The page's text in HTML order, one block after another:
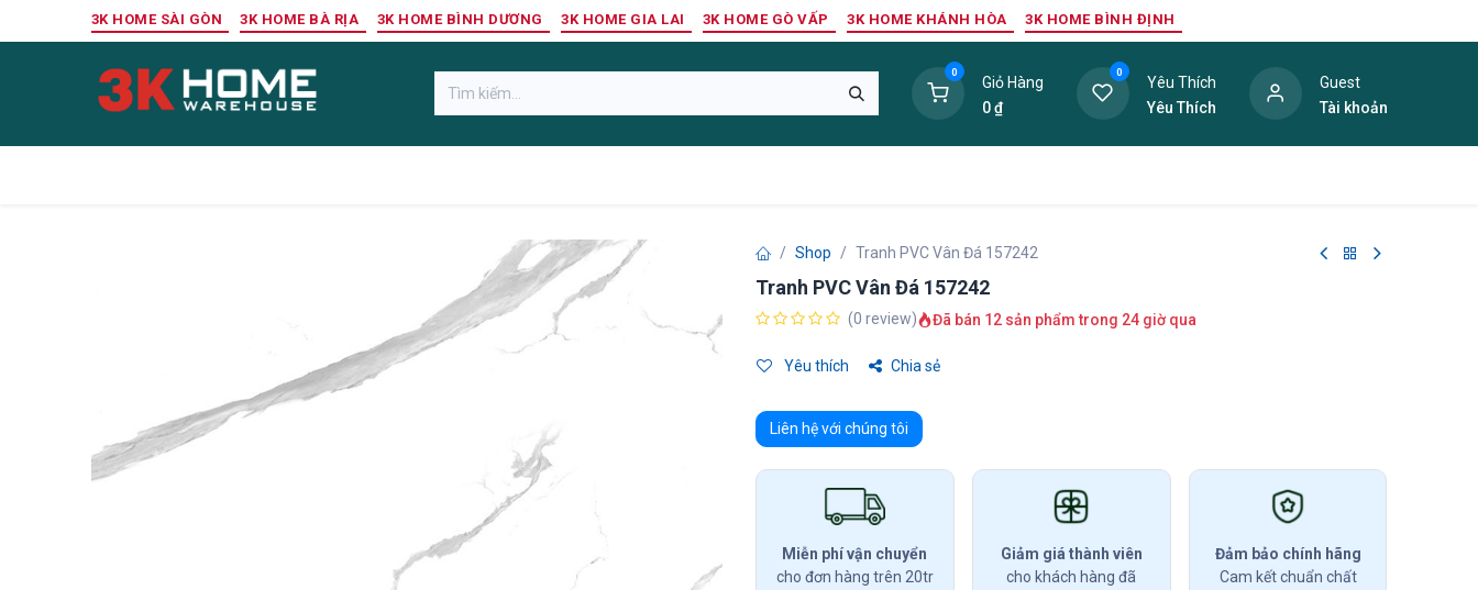
3K HOME SÀI GÒN 3K HOME BÀ RỊA 3K HOME BÌNH DƯƠNG 3K HOME GIA LAI 3K HOME GÒ VẤP 3K HOME KHÁNH HÒA 3K HOME BÌNH ĐỊNH
0
Giỏ Hàng
0₫
0
Yêu Thích
Yêu Thích
Guest
Tài khoản
Shop Tranh PVC Vân Đá 157242
Tranh PVC Vân Đá 157242
(0 review) Đã bán 12 sản phẩm trong 24 giờ qua
Yêu thích Chia sẻ
Liên hệ với chúng tôi
Miễn phí vận chuyển
cho đơn hàng trên 20tr
Giảm giá thành viên
cho khách hàng đã
Đảm bảo chính hãng
Cam kết chuẩn chất